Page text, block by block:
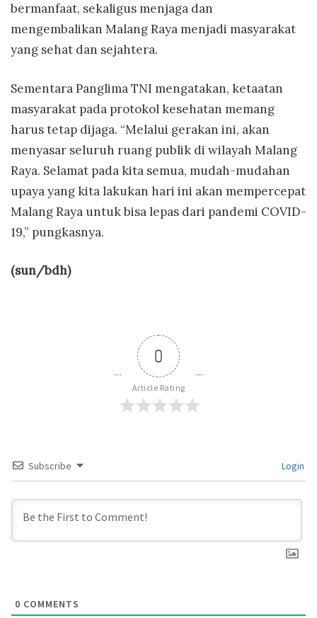
bermanfaat, sekaligus menjaga dan
mengembalikan Malang Raya menjadi masyarakat
yang sehat dan sejahtera.
Sementara Panglima TNI mengatakan, ketaatan
masyarakat pada protokol kesehatan memang
harus tetap dijaga. “Melalui gerakan ini, akan
menyasar seluruh ruang publik di wilayah Malang
Raya. Selamat pada kita semua, mudah-mudahan
upaya yang kita lakukan hari ini akan mempercepat
Malang Raya untuk bisa lepas dari pandemi COVID-
19,” pungkasnya.
(sun/bdh)
0
Article Rating
Subscribe Login
0 COMMENTS